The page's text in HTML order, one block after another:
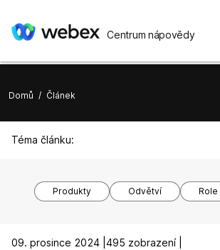
Centrum nápovědy
Domů / Článek
Téma článku:
Produkty Odvětví Role
09. prosince 2024 | 495 zobrazení |